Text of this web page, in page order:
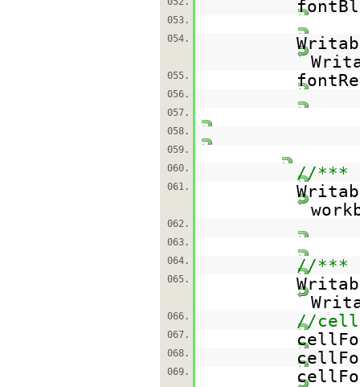
053.
054.
055.
056.
057.
058.
059.
060.
//***
061.
062.
063.
064.
//***
065.
066. //
067.
068.
069.